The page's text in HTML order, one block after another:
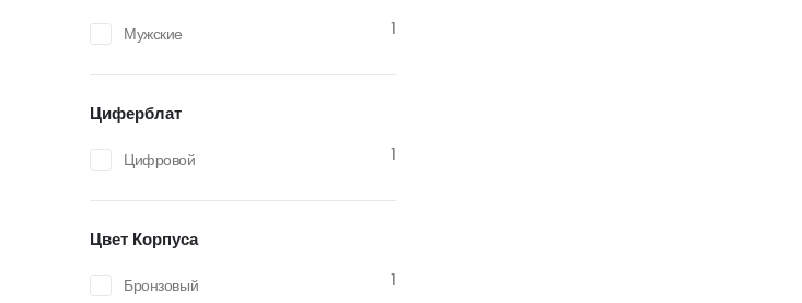
Мужские 1
Циферблат
Цифровой 1
Цвет Корпуса
Бронзовый 1